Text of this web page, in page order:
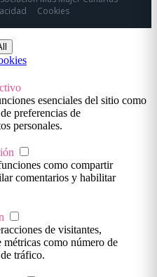
Cookies
esenciales del sitio como
preferencias de
personales.
como compartir
comentarios y habilitar
de visitantes,
como número de
tráfico.